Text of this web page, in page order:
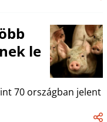
le
70 országban jelent